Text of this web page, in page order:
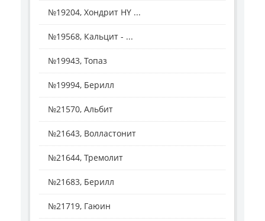
№19204, Хондрит HY ...
№19568, Кальцит - ...
№19943, Топаз
№19994, Берилл
№21570, Альбит
№21643, Волластонит
№21644, Тремолит
№21683, Берилл
№21719, Гаюин